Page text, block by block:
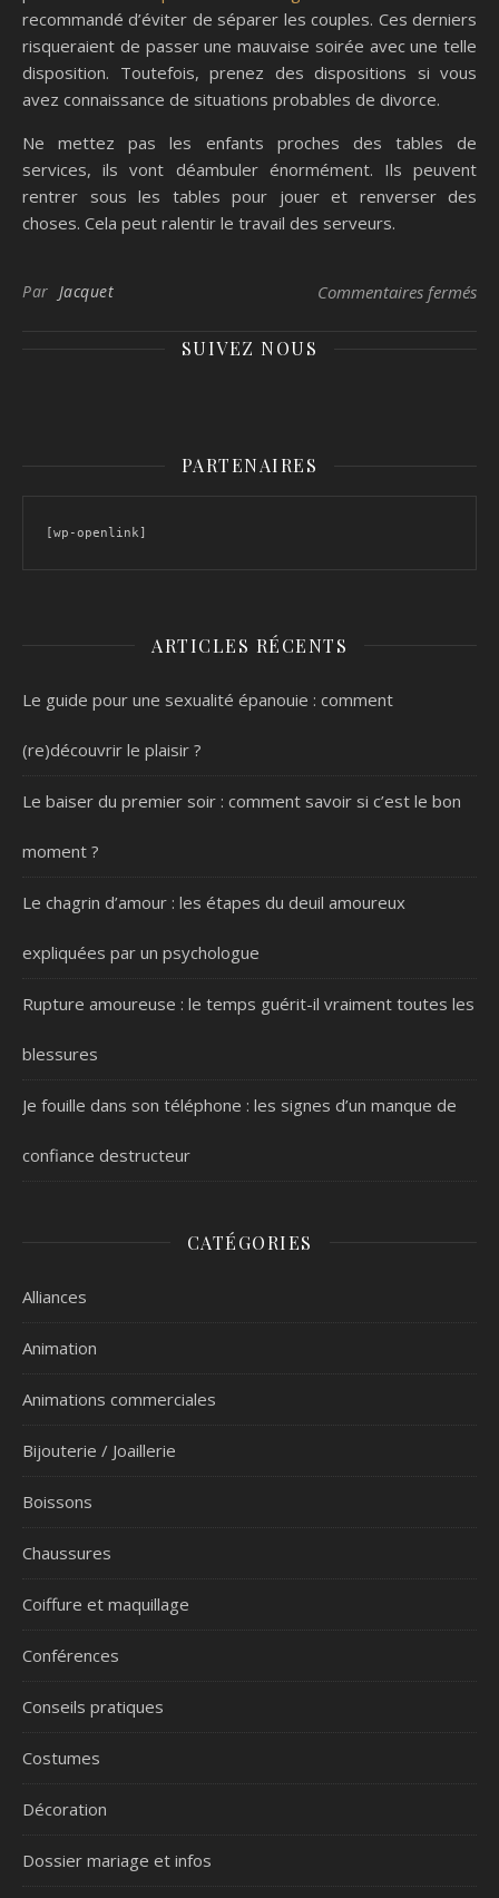
recommandé d’éviter de séparer les couples. Ces derniers
risqueraient de passer une mauvaise soirée avec une telle
disposition. Toutefois, prenez des dispositions si vous
avez connaissance de situations probables de divorce.
Ne mettez pas les enfants proches des tables de
services, ils vont déambuler énormément. Ils peuvent
rentrer sous les tables pour jouer et renverser des
choses. Cela peut ralentir le travail des serveurs.
Par Jacquet Commentaires fermés
SUIVEZ NOUS
PARTENAIRES
[wp-openlink]
ARTICLES RÉCENTS
Le guide pour une sexualité épanouie : comment
(re)découvrir le plaisir ?
Le baiser du premier soir : comment savoir si c’est le bon
moment ?
Le chagrin d’amour : les étapes du deuil amoureux
expliquées par un psychologue
Rupture amoureuse : le temps guérit-il vraiment toutes les
blessures
Je fouille dans son téléphone : les signes d’un manque de
confiance destructeur
CATÉGORIES
Alliances
Animation
Animations commerciales
Bijouterie / Joaillerie
Boissons
Chaussures
Coiffure et maquillage
Conférences
Conseils pratiques
Costumes
Décoration
Dossier mariage et infos